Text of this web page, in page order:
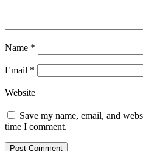
Name *
Email *
Website
Save my name, email, and
time I comment.